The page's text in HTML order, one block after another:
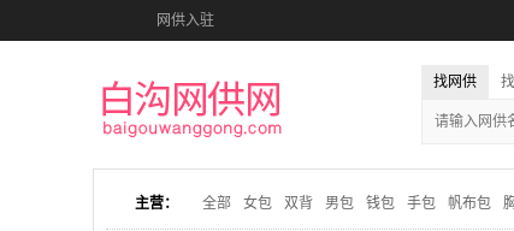
网供入驻
找网供
主营： 全部 女包 双背 男包 钱包 手包 帆布包